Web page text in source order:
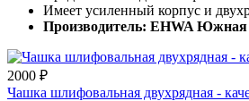
Имеет усиленный корпус и
Производитель: EHWA Южная
2000 ₽
Чашка шлифовальная двухрядная -